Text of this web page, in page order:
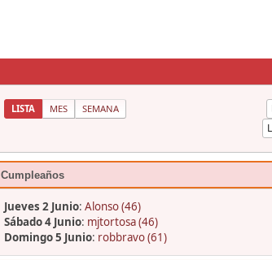
LISTA MES SEMANA
Cumpleaños
Jueves 2 Junio: Alonso (46)
Sábado 4 Junio: mjtortosa (46)
Domingo 5 Junio: robbravo (61)